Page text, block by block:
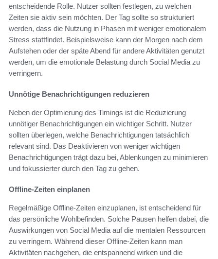
entscheidende Rolle. Nutzer sollten festlegen, zu welchen
Zeiten sie aktiv sein möchten. Der Tag sollte so strukturiert
werden, dass die Nutzung in Phasen mit weniger emotionalem
Stress stattfindet. Beispielsweise kann der Morgen nach dem
Aufstehen oder der späte Abend für andere Aktivitäten genutzt
werden, um die emotionale Belastung durch Social Media zu
verringern.
Unnötige Benachrichtigungen reduzieren
Neben der Optimierung des Timings ist die Reduzierung
unnötiger Benachrichtigungen ein wichtiger Schritt. Nutzer
sollten überlegen, welche Benachrichtigungen tatsächlich
relevant sind. Das Deaktivieren von weniger wichtigen
Benachrichtigungen trägt dazu bei, Ablenkungen zu minimieren
und fokussierter durch den Tag zu gehen.
Offline-Zeiten einplanen
Regelmäßige Offline-Zeiten einzuplanen, ist entscheidend für
das persönliche Wohlbefinden. Solche Pausen helfen dabei, die
Auswirkungen von Social Media auf die mentalen Ressourcen
zu verringern. Während dieser Offline-Zeiten kann man
Aktivitäten nachgehen, die entspannend wirken und die